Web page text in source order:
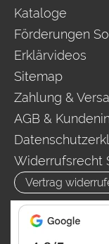
Kataloge
Förderungen
Erklärvideos
Sitemap
Zahlung &
AGB &
Widerrufsrecht
Vertrag